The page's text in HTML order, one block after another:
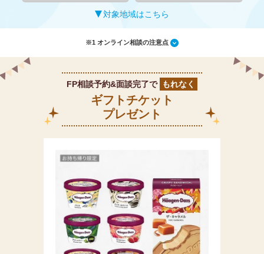
対象地域はこちら
※1 オンライン相談の注意点
FP相談予約&面談完了で もれなく
ギフトチケット
プレゼント